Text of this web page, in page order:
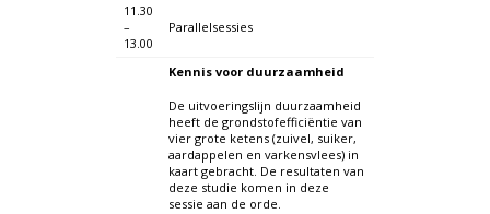
11.30
–
13.00
Parallelsessies
Kennis voor duurzaamheid
De uitvoeringslijn duurzaamheid
heeft de grondstofefficiëntie van
vier grote ketens (zuivel, suiker,
aardappelen en varkensvlees) in
kaart gebracht. De resultaten van
deze studie komen in deze
sessie aan de orde.